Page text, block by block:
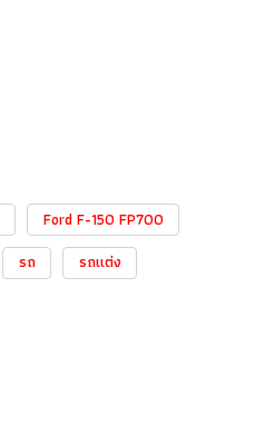
Ford F-150 FP700
รถ รถแต่ง